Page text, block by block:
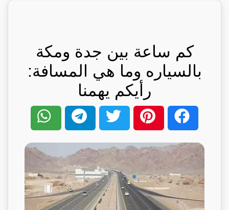
كم ساعة بين جدة ومكة
بالسياره وما هي المسافة:
رأيكم يهمنا